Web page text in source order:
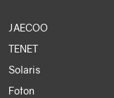
JAECOO
TENET
Solaris
Foton